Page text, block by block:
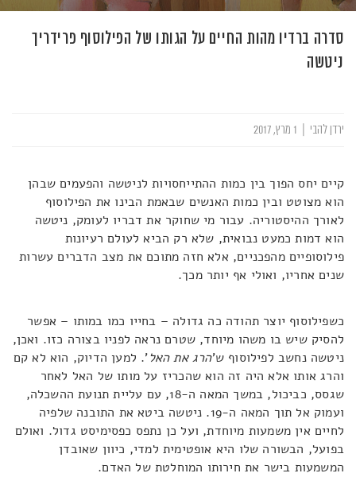
סדרה ברדיו מהות החיים על הגותו של הפילוסוף פרידריך
ניטשה
ירדן להבי
קיים יחס הפוך בין כמות ההתייחסויות לניטשה והפעמים שבהן
הוא מצוטט ובין כמות האנשים שבאמת הבינו את הפילוסוף
לאורך ההיסטוריה. עבור מי שחוקר את דבריו לעומק, ניטשה
הוא דמות כמעט נבואית, שלא רק הביא לעולם רעיונות
פילוסופיים מהפכניים, אלא חזה מתוכם את מצב הדברים עשרות
שנים אחריו, ואולי אף יותר מכך.
כשפילוסוף יוצר תהודה כה גדולה – בחייו כמו במותו – אפשר
להסיק שיש בו משהו מיוחד, שטרם נראה לפניו בצורה כזו. ואכן,
ניטשה נחשב לפילוסוף ש'הרג את האל'. למען הדיוק, הוא לא קם
והרג אותו אלא היה זה הוא שהכריז על מותו של האל לאחר
שגסס, כביכול, במשך המאה ה-18, עם עליית תנועת ההשכלה,
ועמוק אל תוך המאה ה-19. ניטשה ביטא את התובנה שלפיה
לחיים אין משמעות מיוחדת, ועל כן נתפס כפסימיסט גדול. ואולם
בפועל, הבשורה שלו היא אופטימית למדי, כיוון שאובדן
המשמעות בישר את חירותו המוחלטת של האדם.